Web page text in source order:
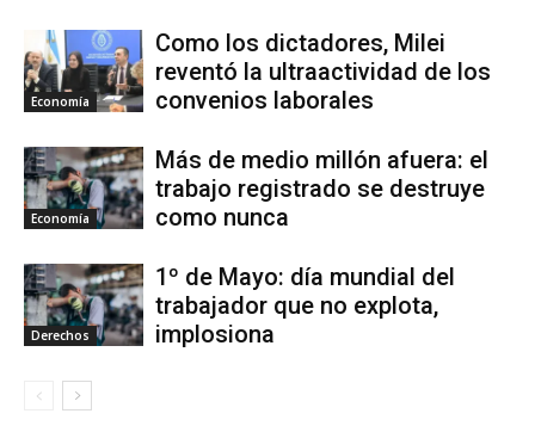
Economía
Como los dictadores, Milei
reventó la ultraactividad de los
convenios laborales
Economía
Más de medio millón afuera: el
trabajo registrado se destruye
como nunca
Derechos
1º de Mayo: día mundial del
trabajador que no explota,
implosiona